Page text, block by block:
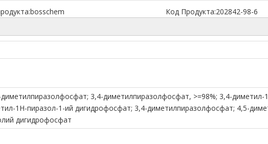
bosschem Код Продукта:202842-98-6
3,4-диметилпиразолфосфат, >=98%; 3,4-диметил-
1H-пиразол-1-ий дигидрофосфат; 3,4-диметилпиразолфосфат; 4,5-
дигидрофосфат